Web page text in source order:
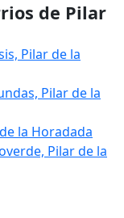
de Pilar
Pilar de la
Pilar de la
la Horadada
Pilar de la